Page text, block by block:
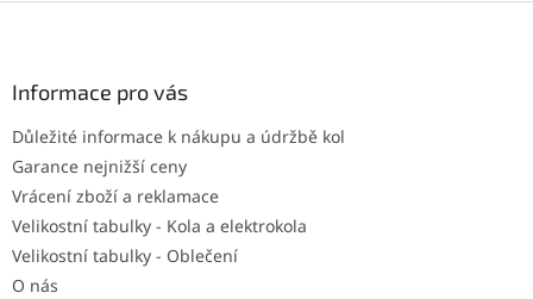
Informace pro vás
Důležité informace k nákupu a údržbě kol
Garance nejnižší ceny
Vrácení zboží a reklamace
Velikostní tabulky - Kola a elektrokola
Velikostní tabulky - Oblečení
O nás